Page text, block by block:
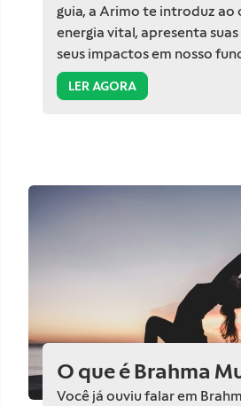
guia, a Arimo te introduz ao
energia vital, apresenta
seus impactos em nosso
LER AGORA
O que é Brahma
Você já ouviu falar em